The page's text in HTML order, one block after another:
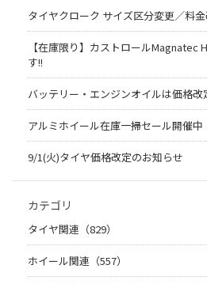
タイヤクローク サイズ区分変更／料
【在庫限り】カストロールMagnatec
す!!
バッテリー・エンジンオイルは価格改
アルミホイール在庫一掃セール開催中
9/1(火)タイヤ価格改定のお知らせ
カテゴリ
タイヤ関連（829）
ホイール関連（557）